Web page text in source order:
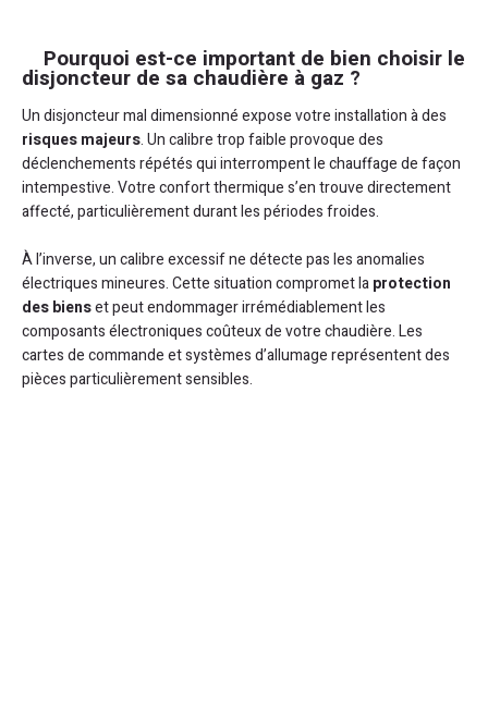
Pourquoi est-ce important de bien choisir le
disjoncteur de sa chaudière à gaz ?
Un disjoncteur mal dimensionné expose votre installation à des
risques majeurs. Un calibre trop faible provoque des
déclenchements répétés qui interrompent le chauffage de façon
intempestive. Votre confort thermique s’en trouve directement
affecté, particulièrement durant les périodes froides.
À l’inverse, un calibre excessif ne détecte pas les anomalies
électriques mineures. Cette situation compromet laprotection
des bienset peut endommager irrémédiablement les
composants électroniques coûteux de votre chaudière. Les
cartes de commande et systèmes d’allumage représentent des
pièces particulièrement sensibles.